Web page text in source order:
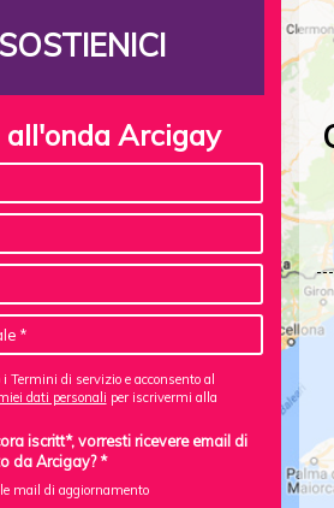
SOSTIENICI
Arcigay
i Termini di servizio e acconsento al
dati personali per iscrivermi alla
iscritt*, vorresti ricevere email di
da Arcigay? *
mail di aggiornamento